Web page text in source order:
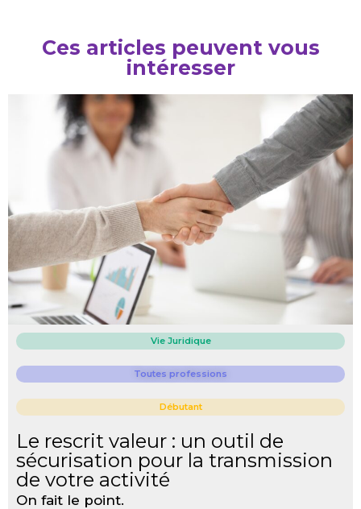
Ces articles peuvent vous
intéresser​
Vie Juridique
Toutes professions
Débutant
Le rescrit valeur : un outil de
sécurisation pour la transmission
de votre activité
On fait le point.